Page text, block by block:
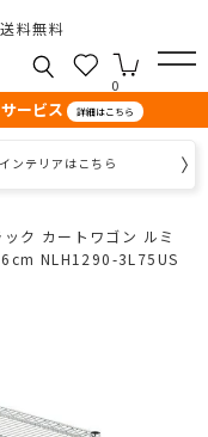
料無料
0
ービス 詳細はこちら
ンテリアはこちら
ク カートワゴン ルミ
NLH1290-3L75US